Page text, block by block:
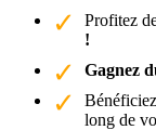
Profitez
!
Gagnez
long de